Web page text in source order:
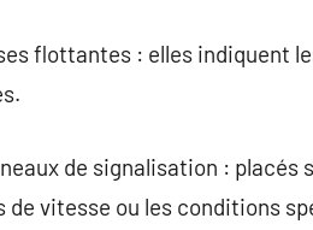
flottantes : elles indiquent
de signalisation :
vitesse ou les conditions